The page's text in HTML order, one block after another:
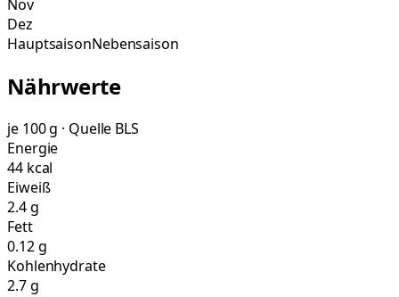
Nov
Dez
HauptsaisonNebensaison
Nährwerte
je 100 g · Quelle BLS
Energie
44 kcal
Eiweiß
2.4 g
Fett
0.12 g
Kohlenhydrate
2.7 g